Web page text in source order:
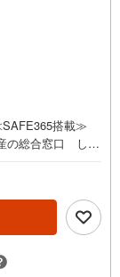
搭載≫
の総合窓口 しろ
SAFE365で地
価で『耐震等級
顔」を守ります新
WIC】 価格（税
非一度ご相談く